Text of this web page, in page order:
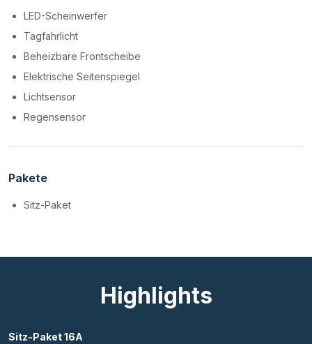
LED-Scheinwerfer
Tagfahrlicht
Beheizbare Frontscheibe
Elektrische Seitenspiegel
Lichtsensor
Regensensor
Pakete
Sitz-Paket
Highlights
Sitz-Paket 16A